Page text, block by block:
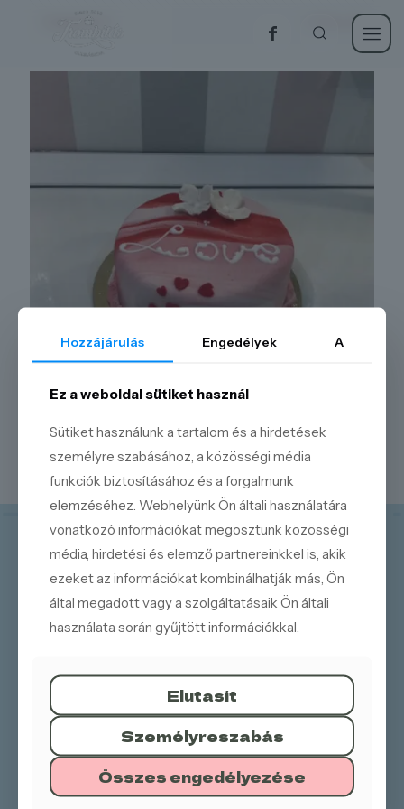
Categories Show all
Valentin napra
Elérhetőségeink
1133 Budapest, Dráva utca 18-20.
+36 70 905 7657
+36 70 905 7682
info@trombitascukraszda.hu
Hozzájárulás Engedélyek A
Ez a weboldal sütiket használ
Sütiket használunk a tartalom és a hirdetések
személyre szabásához, a közösségi média
funkciók biztosításához és a forgalmunk
elemzéséhez. Webhelyünk Ön általi használatára
vonatkozó információkat megosztunk közösségi
média, hirdetési és elemző partnereinkkel is, akik
ezeket az információkat kombinálhatják más, Ön
által megadott vagy a szolgáltatásaik Ön általi
használata során gyűjtött információkkal.
Elutasít
Személyreszabás
Összes engedélyezése